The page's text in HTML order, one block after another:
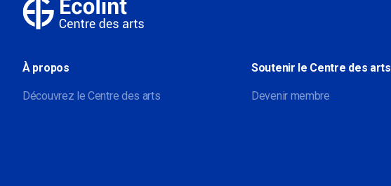
À propos
Découvrez le Centre des arts
Soutenir le Centre des arts
Devenir membre